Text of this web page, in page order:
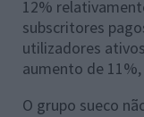
12%
subscritores
utilizadores
aumento de
O grupo sueco